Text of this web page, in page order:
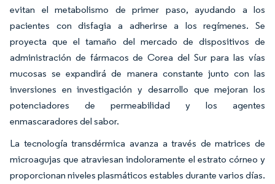
evitan el metabolismo de primer paso, ayudando a los
pacientes con disfagia a adherirse a los regímenes. Se
proyecta que el tamaño del mercado de dispositivos de
administración de fármacos de Corea del Sur para las vías
mucosas se expandirá de manera constante junto con las
inversiones en investigación y desarrollo que mejoran los
potenciadores de permeabilidad y los agentes
enmascaradores del sabor.
La tecnología transdérmica avanza a través de matrices de
microagujas que atraviesan indoloramente el estrato córneo y
proporcionan niveles plasmáticos estables durante varios días.